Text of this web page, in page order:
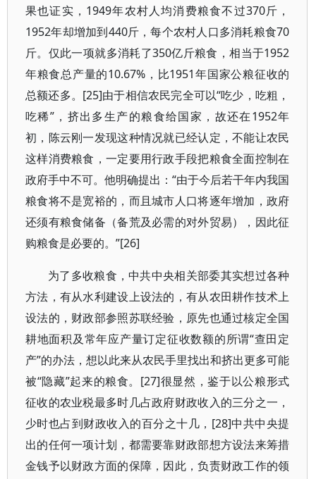
果也证实， 1949年农村人均消费粮食不过370斤，
1952年却增加到440斤，每个农村人口多消耗粮食70
斤。仅此一项就多消耗了350亿斤粮食，相当于1952
年粮食总产量的10.67% ，比1951年国家公粮征收的
总额还多。 [25]由于相信农民完全可以“吃少，吃粗，
吃稀”，挤出多生产的粮食给国家，故还在1952年
初，陈云刚一发现这种情况就已经认定，不能让农民
这样消费粮食，一定要用行政手段把粮食全面控制在
政府手中不可。他明确提出：“由于今后若干年内我国
粮食将不是宽裕的，而且城市人口将逐年增加，政府
还须有粮食储备（备荒及必需的对外贸易），因此征
购粮食是必要的。”[26]
为了多收粮食，中共中央相关部委其实想过各种
方法，有从水利建设上设法的，有从农田耕作技术上
设法的，财政部参照苏联经验，原先也通过核定全国
耕地面积及常年应产量订定征收数额的所谓“查田定
产”的办法，想以此来从农民手里找出和挤出更多可能
被“隐藏”起来的粮食。 [27]很显然，鉴于以公粮形式
征收的农业税最多时几占政府财政收入的三分之一，
少时也占到财政收入的百分之十几， [28]中共中央提
出的任何一项计划，都需要靠财政部想方设法来筹措
金钱予以财政方面的保障，因此，负责财政工作的领